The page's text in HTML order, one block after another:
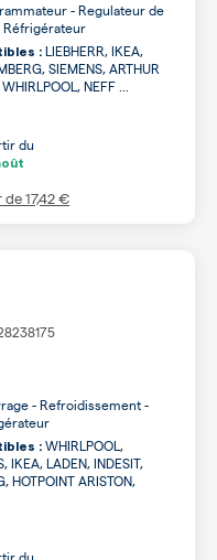
- Regulateur de
: LIEBHERR, IKEA,
SIEMENS, ARTHUR
NEFF ...
du
de17,42 €
- Refroidissement -
: WHIRLPOOL,
IKEA, LADEN, INDESIT,
HOTPOINT ARISTON,
du